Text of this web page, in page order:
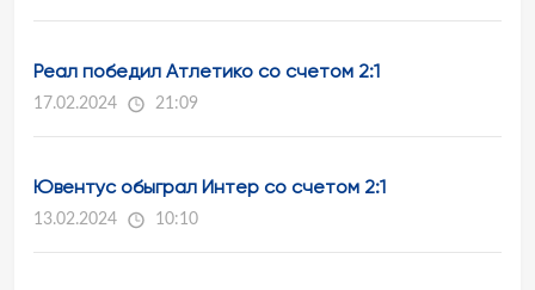
Реал победил Атлетико со счетом 2:1
17.02.2024 21:09
Ювентус обыграл Интер со счетом 2:1
13.02.2024 10:10